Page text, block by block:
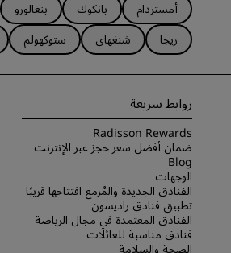
أمستردام بانكوك بنغالورو
ريجا
شنغهاي ستوكهولم
روابط سريعة
Radisson Rewards
ضمان أفضل سعر حجز عبر الإنترنت
Blog
الوجهات
الفنادق الجديدة والمُزمع افتتاحها قريبًا
تطبيق فنادق راديسون
الفنادق المعتمدة في مجال الرياضة
فنادق مناسبة للعائلات
الصحة والسلامة